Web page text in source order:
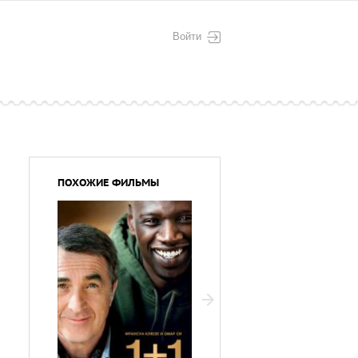
Войти
ПОХОЖИЕ ФИЛЬМЫ